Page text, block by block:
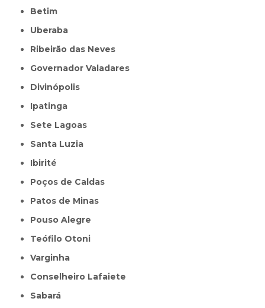
Betim
Uberaba
Ribeirão das Neves
Governador Valadares
Divinópolis
Ipatinga
Sete Lagoas
Santa Luzia
Ibirité
Poços de Caldas
Patos de Minas
Pouso Alegre
Teófilo Otoni
Varginha
Conselheiro Lafaiete
Sabará